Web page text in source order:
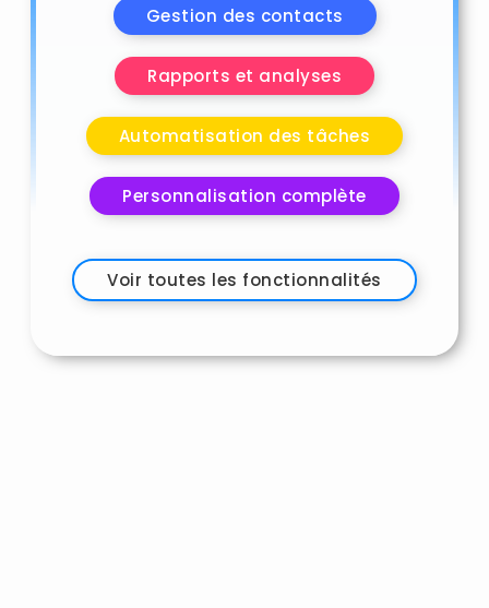
Gestion des contacts
Rapports et analyses
Automatisation des tâches
Personnalisation complète
Voir toutes les fonctionnalités